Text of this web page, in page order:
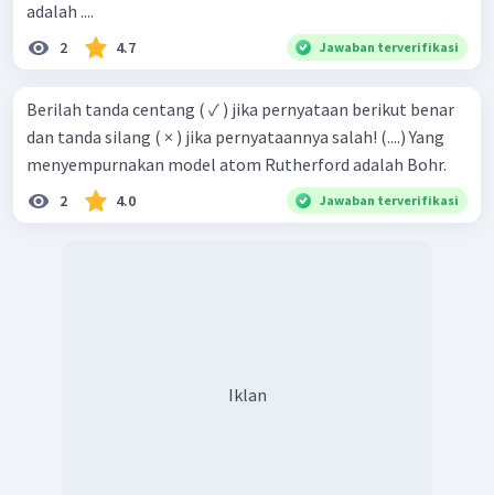
adalah ....
2 4.7 Jawaban terverifikasi
Berilah tanda centang ( ✓ ) jika pernyataan berikut benar
dan tanda silang ( × ) jika pernyataannya salah! (....) Yang
menyempurnakan model atom Rutherford adalah Bohr.
2 4.0 Jawaban terverifikasi
Iklan